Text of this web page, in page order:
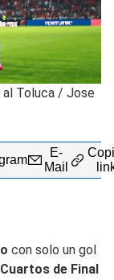
Toluca / Jose
E-
Mail
con solo un gol
de Final